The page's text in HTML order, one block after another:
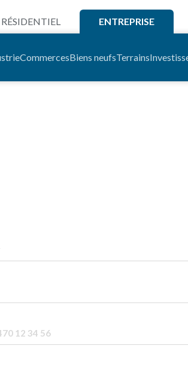
RÉSIDENTIEL ENTREPRISE
CommercesBiens neufsTerrains